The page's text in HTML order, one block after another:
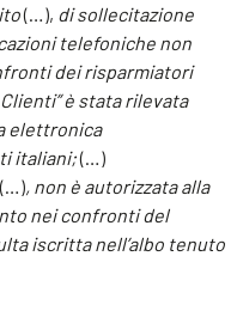
(…), di sollecitazione
telefoniche non
dei risparmiatori
è stata rilevata
elettronica
italiani;(…)
(…), non è autorizzata alla
nei confronti del
iscritta nell’albo tenuto